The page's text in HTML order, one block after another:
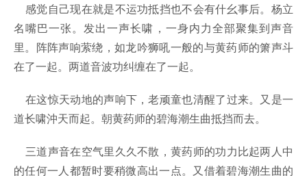
感觉自己现在就是不运功抵挡也不会有什幺事后。杨立
名嘴巴一张。发出一声长啸，一身内力全部聚集到声音
里。阵阵声响萦绕，如龙吟狮吼一般的与黄药师的箫声斗
在了一起。两道音波功纠缠在了一起。
在这惊天动地的声响下，老顽童也清醒了过来。又是一
道长啸沖天而起。朝黄药师的碧海潮生曲抵挡而去。
三道声音在空气里久久不散，黄药师的功力比起两人中
的任何一人都暂时要稍微高出一点。又借着碧海潮生曲的